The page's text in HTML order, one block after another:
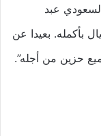
عبد
بأكمله. بعيدا عن
حزين من أجله”.